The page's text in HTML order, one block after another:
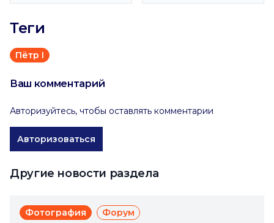
Теги
Пётр I
Ваш комментарий
Авторизуйтесь, чтобы оставлять комментарии
Авторизоваться
Другие новости раздела
Фотография Форум